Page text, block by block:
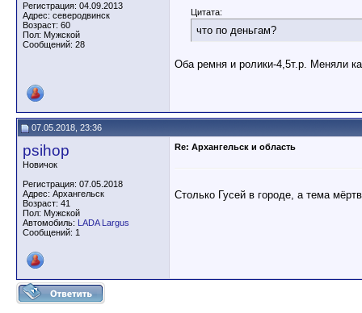
Регистрация: 04.09.2013
Адрес: северодвинск
Возраст: 60
Пол: Мужской
Сообщений: 28
Цитата:
что по деньгам?
Оба ремня и ролики-4,5т.р. Меняли
07.05.2018, 23:36
psihop
Новичок
Регистрация: 07.05.2018
Адрес: Архангельск
Возраст: 41
Пол: Мужской
Автомобиль: LADA Largus
Сообщений: 1
Re: Архангельск и область
Столько Гусей в городе, а тема